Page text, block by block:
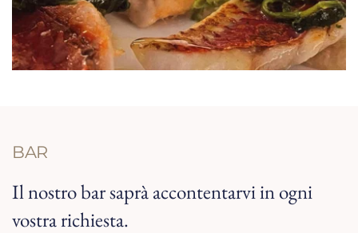
BAR
Il nostro bar saprà accontentarvi in ogni
vostra richiesta.